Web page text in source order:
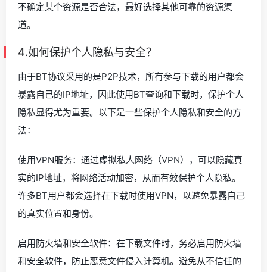
不确定某个资源是否合法，最好选择其他可靠的资源渠
道。
4.如何保护个人隐私与安全？
由于BT协议采用的是P2P技术，所有参与下载的用户都会
暴露自己的IP地址，因此使用BT查询和下载时，保护个人
隐私显得尤为重要。以下是一些保护个人隐私和安全的方
法：
使用VPN服务：通过虚拟私人网络（VPN），可以隐藏真
实的IP地址，将网络活动加密，从而有效保护个人隐私。
许多BT用户都会选择在下载时使用VPN，以避免暴露自己
的真实位置和身份。
启用防火墙和安全软件：在下载文件时，务必启用防火墙
和安全软件，防止恶意文件侵入计算机。避免从不信任的